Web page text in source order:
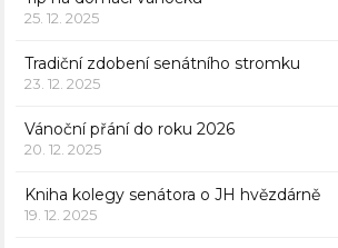
25. 12. 2025
Tradiční zdobení senátního stromku
23. 12. 2025
Vánoční přání do roku 2026
20. 12. 2025
Kniha kolegy senátora o JH hvězdárně
19. 12. 2025